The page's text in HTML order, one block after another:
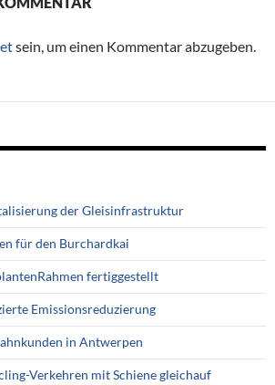
sein, um einen Kommentar abzugeben.
der Gleisinfrastruktur
für den Burchardkai
fertiggestellt
Emissionsreduzierung
in Antwerpen
Verkehren mit Schiene gleichauf